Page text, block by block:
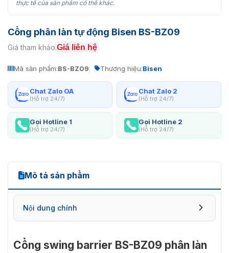
thực tế của sản phẩm có thể khác.
Cổng phân làn tự động Bisen BS-BZ09
Giá tham khảo:Giá liên hệ
Mã sản phẩm:BS-BZ09 Thương hiệu:Bisen
Chat Zalo OA
(Hỗ trợ 24/7)
Chat Zalo 2
(Hỗ trợ 24/7)
Gọi Hotline 1
(Hỗ trợ 24/7)
Gọi Hotline 2
(Hỗ trợ 24/7)
Mô tả sản phẩm
Nội dung chính
Cổng swing barrier BS-BZ09 phân làn